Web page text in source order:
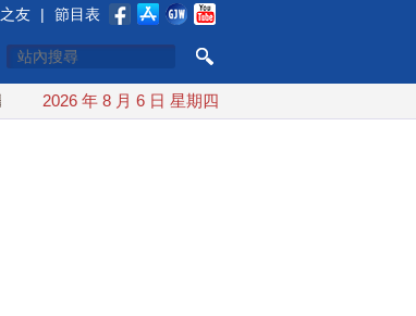
友 | 節目表
峽即將恢復通航 烏克蘭貨機旁驚現炸彈無人機
2026 年 8 月 6 日 星期四